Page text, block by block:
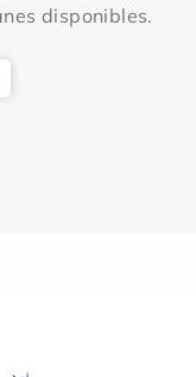
disponibles.